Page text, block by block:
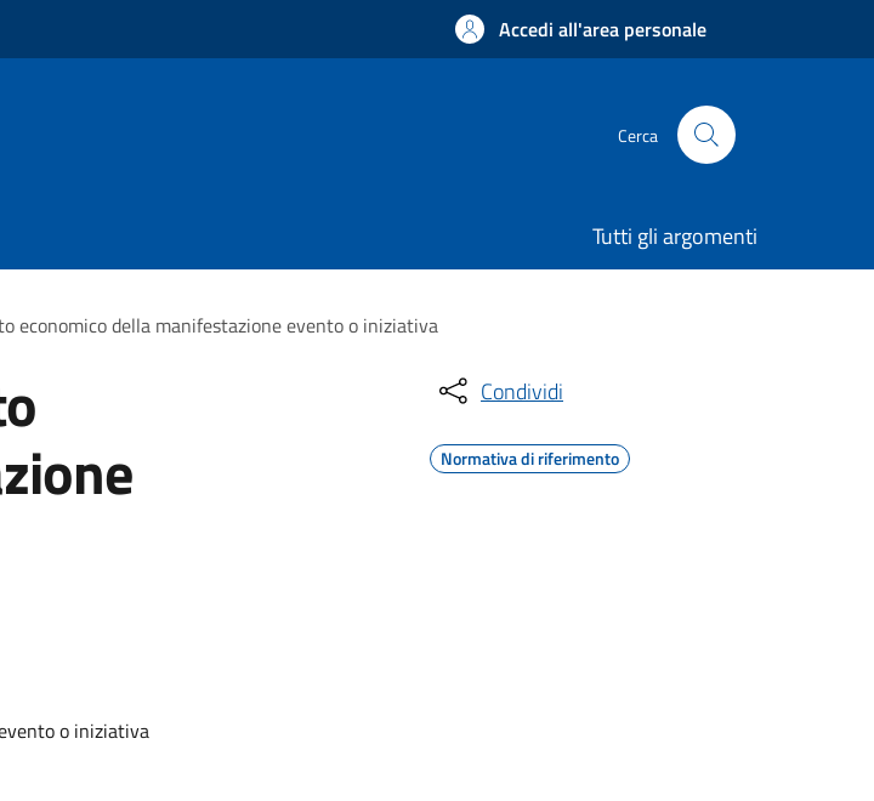
Accedi all'area personale
Cerca
Tutti gli argomenti
economico della manifestazione evento o iniziativa
o iniziativa
Condividi
Normativa di riferimento